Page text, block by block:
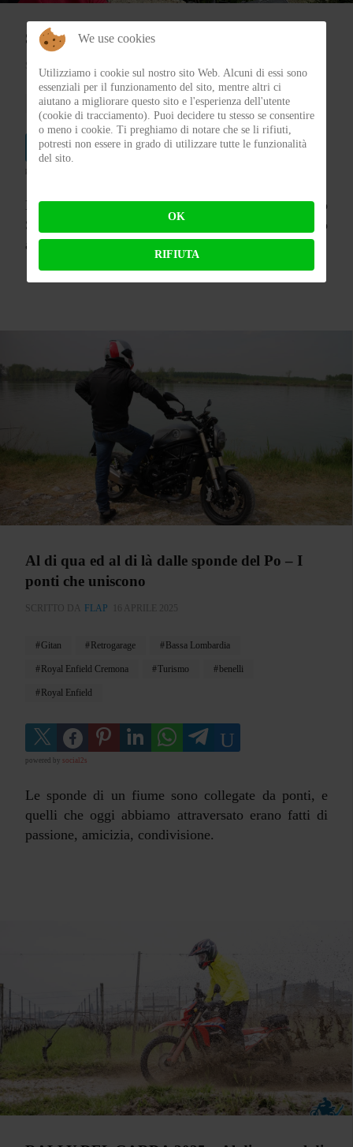
Sterrare è Umano Trophy 2025 – Day by Day
SCRITTO DA
Sterrare è umano Honda CRF300L Adventouring
powered by
Mancava nel nostro inventario delle cose fatte lo
Sterrare è Umano Trophy che quest’anno è giunto
alla quarta edizione.
Al di qua ed al di là dalle sponde del Po – I
ponti che uniscono
SCRITTO DA FLAP 16 APRILE 2025
Gitan Retrogarage Bassa Lombardia
Royal Enfield Cremona Turismo benelli
Royal Enfield
powered by social2s
Le sponde di un fiume sono collegate da ponti, e
quelli che oggi abbiamo attraversato erano fatti di
passione, amicizia, condivisione.
We use cookies
Utilizziamo i cookie sul nostro sito Web. Alcuni di essi sono
essenziali per il funzionamento del sito, mentre altri ci
aiutano a migliorare questo sito e l'esperienza dell'utente
(cookie di tracciamento). Puoi decidere tu stesso se consentire
o meno i cookie. Ti preghiamo di notare che se li rifiuti,
potresti non essere in grado di utilizzare tutte le funzionalità
del sito.
OK
RIFIUTA